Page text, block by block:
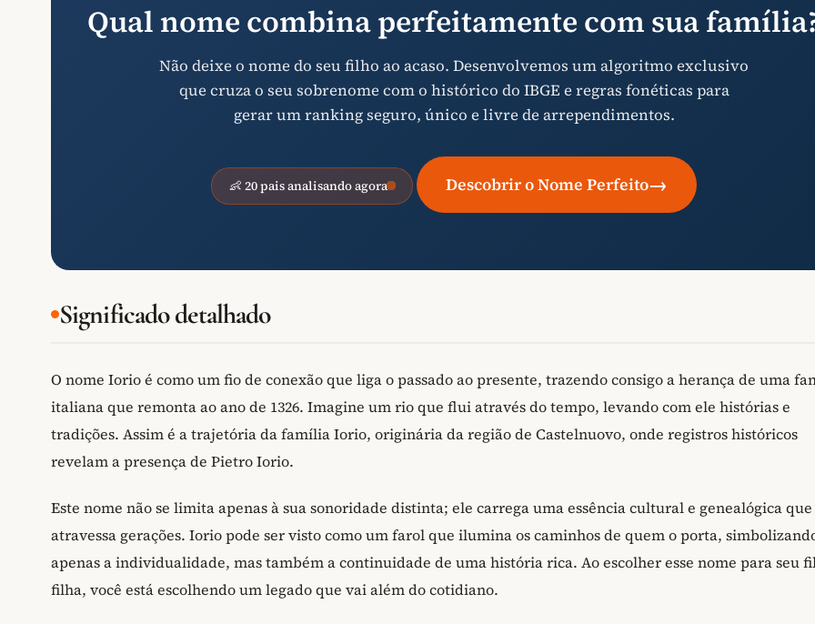
Qual nome combina perfeitamente com sua
Não deixe o nome do seu filho ao acaso. Desenvolvemos um algoritmo exclusivo
que cruza o seu sobrenome com o histórico do IBGE e regras fonéticas para
gerar um ranking seguro, único e livre de arrependimentos.
👶 20 pais analisando agora Descobrir o Nome Perfeito→
Significado detalhado
O nome Iorio é como um fio de conexão que liga o passado ao presente, trazendo consigo a herança de uma
italiana que remonta ao ano de 1326. Imagine um rio que flui através do tempo, levando com ele histórias e
tradições. Assim é a trajetória da família Iorio, originária da região de Castelnuovo, onde registros históricos
revelam a presença de Pietro Iorio.
Este nome não se limita apenas à sua sonoridade distinta; ele carrega uma essência cultural e genealógica que
atravessa gerações. Iorio pode ser visto como um farol que ilumina os caminhos de quem o porta,
apenas a individualidade, mas também a continuidade de uma história rica. Ao escolher esse nome para seu
filha, você está escolhendo um legado que vai além do cotidiano.